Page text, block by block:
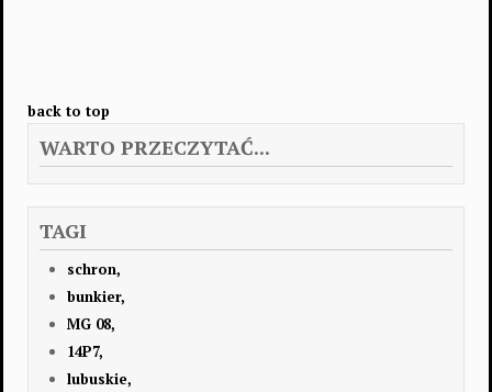
back to top
WARTO PRZECZYTAĆ...
TAGI
schron,
bunkier,
MG 08,
14P7,
lubuskie,